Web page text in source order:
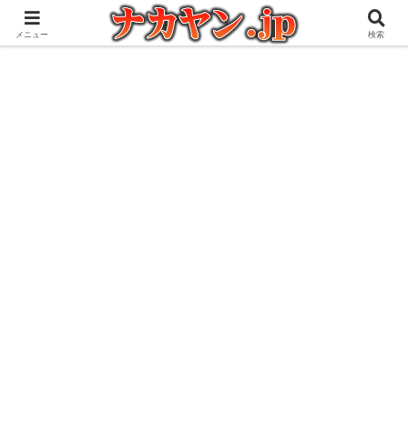
アウトドアとガジェット好きな管理人の愉快な日々を綴るブログ
メニュー 検索